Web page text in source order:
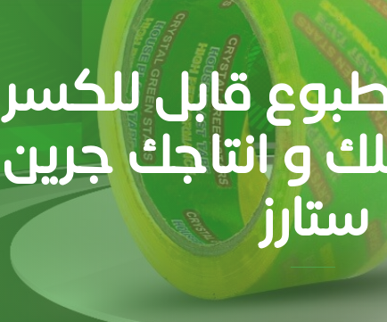
قابل للكسر
و انتاجك جرين
ستارز